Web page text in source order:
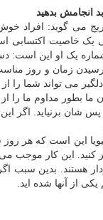
انجامش بدهید
می گوید: افراد
خاصیت اکتسابی
یک او این است:
رسیدن زمان و روز
می تواند شما را
بطور مداوم ما را
شان برنیاید. اگر این
این است که هر
کنید. این کار
هستند. بدین سبب
از آنها شده اید.